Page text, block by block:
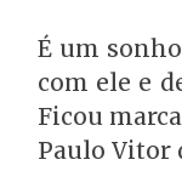
É um
com ele e
Ficou
Paulo Vitor